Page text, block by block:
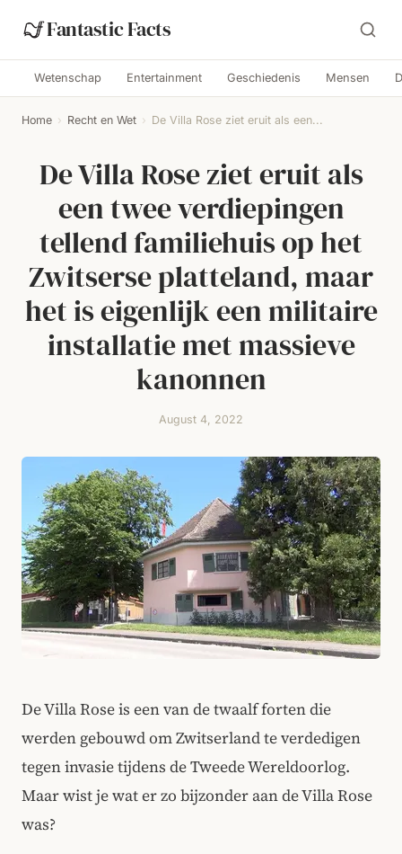
Fantastic Facts
Wetenschap Entertainment Geschiedenis Mensen
Home › Recht en Wet › De Villa Rose ziet eruit als een...
De Villa Rose ziet eruit als
een twee verdiepingen
tellend familiehuis op het
Zwitserse platteland, maar
het is eigenlijk een militaire
installatie met massieve
kanonnen
August 4, 2022
De Villa Rose is een van de twaalf forten die
werden gebouwd om Zwitserland te verdedigen
tegen invasie tijdens de Tweede Wereldoorlog.
Maar wist je wat er zo bijzonder aan de Villa Rose
was?